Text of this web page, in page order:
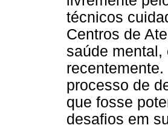
técnicos
Centros de
saúde
processo de
que fosse
desafios em